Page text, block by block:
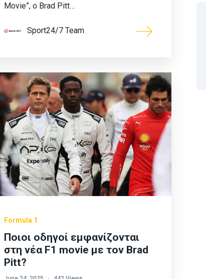
Movie”, ο Brad Pitt…
Sport24/7 Team
Formula 1
Ποιοι οδηγοί εμφανίζονται
στη νέα F1 movie με τον Brad
Pitt?